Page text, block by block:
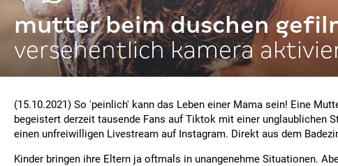
mutter beim duschen
versehentlich kamera
(15.10.2021) So 'peinlich' kann das Leben einer Mama sein! Eine
begeistert derzeit tausende Fans auf Tiktok mit einer unglaublichen
einen unfreiwilligen Livestream auf Instagram. Direkt aus dem
Kinder bringen ihre Eltern ja oftmals in unangenehme Situationen.